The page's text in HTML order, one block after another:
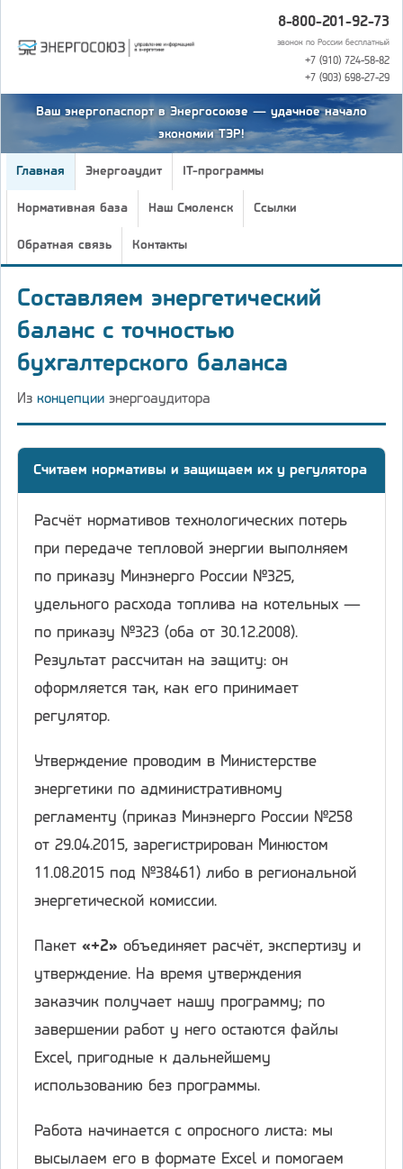
8-800-201-92-73
звонок по России бесплатный
+7 (910) 724-58-82
+7 (903) 698-27-29
Ваш энергопаспорт в Энергосоюзе — удачное начало
экономии ТЭР!
Главная Энергоаудит IT-программы
Нормативная база Наш Смоленск Ссылки
Обратная связь Контакты
Составляем энергетический
баланс с точностью
бухгалтерского баланса
Из концепции энергоаудитора
Считаем нормативы и защищаем их у регулятора
Расчёт нормативов технологических потерь
при передаче тепловой энергии выполняем
по приказу Минэнерго России №325,
удельного расхода топлива на котельных —
по приказу №323 (оба от 30.12.2008).
Результат рассчитан на защиту: он
оформляется так, как его принимает
регулятор.
Утверждение проводим в Министерстве
энергетики по административному
регламенту (приказ Минэнерго России №258
от 29.04.2015, зарегистрирован Минюстом
11.08.2015 под №38461) либо в региональной
энергетической комиссии.
Пакет «+2» объединяет расчёт, экспертизу и
утверждение. На время утверждения
заказчик получает нашу программу; по
завершении работ у него остаются файлы
Excel, пригодные к дальнейшему
использованию без программы.
Работа начинается с опросного листа: мы
высылаем его в формате Excel и помогаем